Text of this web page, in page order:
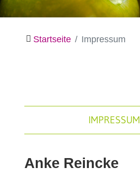
Startseite Impressum
IMPRESSUM
Anke Reincke